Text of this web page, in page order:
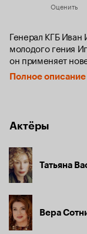
Оценить
Генерал КГБ
молодого гения
он применяет
системы Амур,
террористами,
Полное описание
Актёры
Татьяна
Вера